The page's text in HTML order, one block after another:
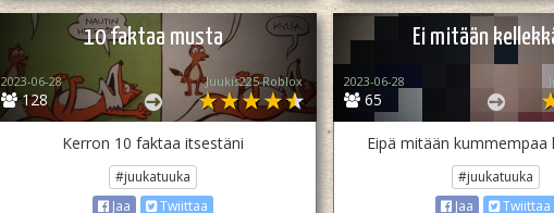
10 faktaa musta
128
2023-06-28 Juukis225 Roblox
Kerron 10 faktaa itsestäni
#juukatuuka
Jaa
Twiittaa
Ei mitään
65
2023-06-28
Eipä mitään kummempaa
#juukatuuka
Jaa
Twiittaa